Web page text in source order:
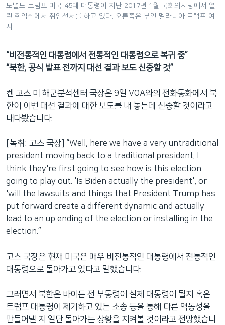
도널드 트럼프 미국 45대 대통령이 지난 2017년 1월 국회의사당에서 열
린 취임식에서 취임선서를 하고 있다. 오른쪽은 부인 멜라니아 트럼프 여
사.
“비전통적인 대통령에서 전통적인 대통령으로 복귀 중”
“북한, 공식 발표 전까지 대선 결과 보도 신중할 것”
켄 고스 미 해군분석센터 국장은 9일 VOA와의 전화통화에서 북
한이 이번 대선 결과에 대한 보도를 내 놓는데 신중할 것이라고
내다봤습니다.
[녹취: 고스 국장] “Well, here we have a very untraditional
president moving back to a traditional president. I
think they're first going to see how is this election
going to play out. 'Is Biden actually the president', or
'will the lawsuits and things that President Trump has
put forward create a different dynamic and actually
lead to an up ending of the election or installing in the
election.”
고스 국장은 현재 미국은 매우 비전통적인 대통령에서 전통적인
대통령으로 돌아가고 있다고 말했습니다.
그러면서 북한은 바이든 전 부통령이 실제 대통령이 될지 혹은
트럼프 대통령이 제기하고 있는 소송 등을 통해 다른 역동성을
만들어낼 지 일단 돌아가는 상황을 지켜볼 것이라고 전망했습니